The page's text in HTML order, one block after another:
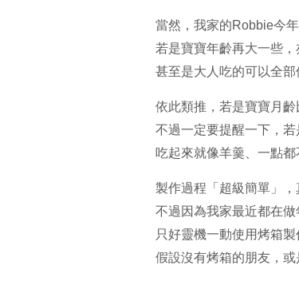
當然，我家的Robbie今
若是寶寶年齡再大一些
甚至是大人吃的可以全
依此類推，若是寶寶月
不過一定要提醒一下，
吃起來就像羊羹、一點
製作過程「超級簡單」
不過因為我家最近都在
只好靈機一動使用烤箱
假設沒有烤箱的朋友，